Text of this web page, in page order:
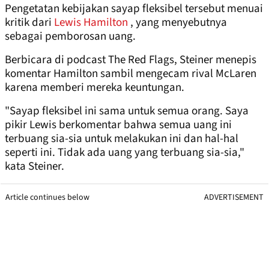
Pengetatan kebijakan sayap fleksibel tersebut menuai
kritik dari Lewis Hamilton , yang menyebutnya
sebagai pemborosan uang.
Berbicara di podcast The Red Flags, Steiner menepis
komentar Hamilton sambil mengecam rival McLaren
karena memberi mereka keuntungan.
"Sayap fleksibel ini sama untuk semua orang. Saya
pikir Lewis berkomentar bahwa semua uang ini
terbuang sia-sia untuk melakukan ini dan hal-hal
seperti ini. Tidak ada uang yang terbuang sia-sia,"
kata Steiner.
Article continues below ADVERTISEMENT